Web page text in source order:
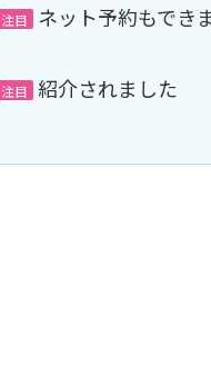
注目 ネット予約もでき
注目 紹介されました